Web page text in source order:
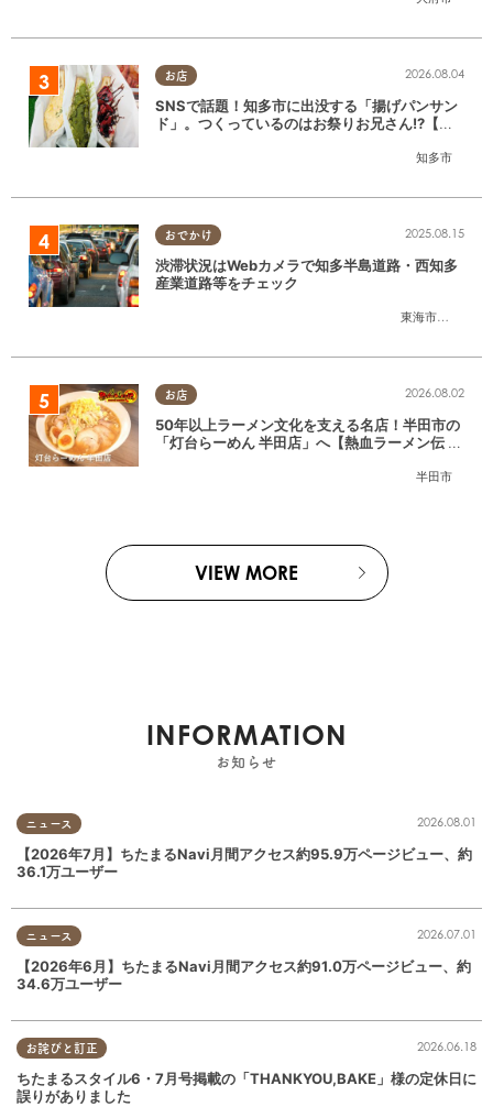
お店
知多市
2026.08.04
SNSで話題！知多市に出没する「揚げパンサン
ド」。つくっているのはお祭りお兄さん!?【ち
おでかけ
東海市
,大府市
2025.08.15
渋滞状況はWebカメラで知多半島道路・西知多
産業道路等をチェック
お店
半田市
2026.08.02
50年以上ラーメン文化を支える名店！半田市の
「灯台らーめん 半田店」へ【熱血ラーメン伝 8
VIEW MORE
INFORMATION
お知らせ
ニュース 2026.08.01
【2026年7月】ちたまるNavi月間アクセス約95.9万ページビュー、約
36.1万ユーザー
ニュース 2026.07.01
【2026年6月】ちたまるNavi月間アクセス約91.0万ページビュー、約
34.6万ユーザー
お詫びと訂正 2026.06.18
ちたまるスタイル6・7月号掲載の「THANKYOU,BAKE」様の定休日に
誤りがありました